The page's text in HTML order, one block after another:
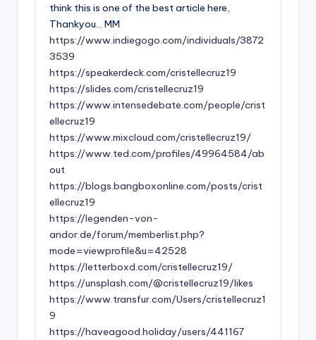
think this is one of the best article here,
Thankyou… MM
https://www.indiegogo.com/individuals/3872
3539
https://speakerdeck.com/cristellecruz19
https://slides.com/cristellecruz19
https://www.intensedebate.com/people/crist
ellecruz19
https://www.mixcloud.com/cristellecruz19/
https://www.ted.com/profiles/49964584/ab
out
https://blogs.bangboxonline.com/posts/crist
ellecruz19
https://legenden-von-
andor.de/forum/memberlist.php?
mode=viewprofile&u=42528
https://letterboxd.com/cristellecruz19/
https://unsplash.com/@cristellecruz19/likes
https://www.transfur.com/Users/cristellecruz1
9
https://haveagood.holiday/users/441167